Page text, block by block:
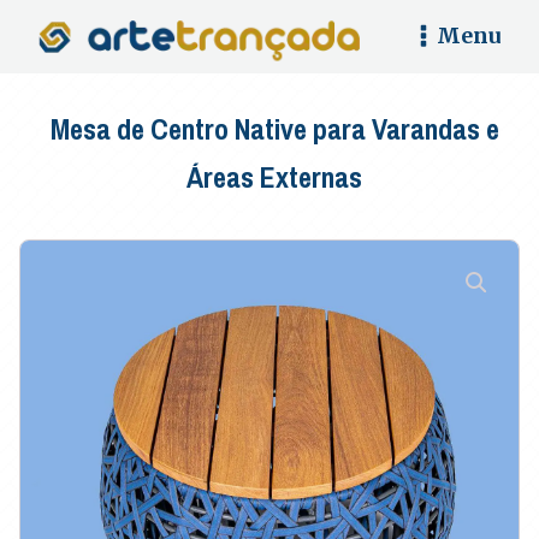
Menu
Mesa de Centro Native para Varandas e
Áreas Externas